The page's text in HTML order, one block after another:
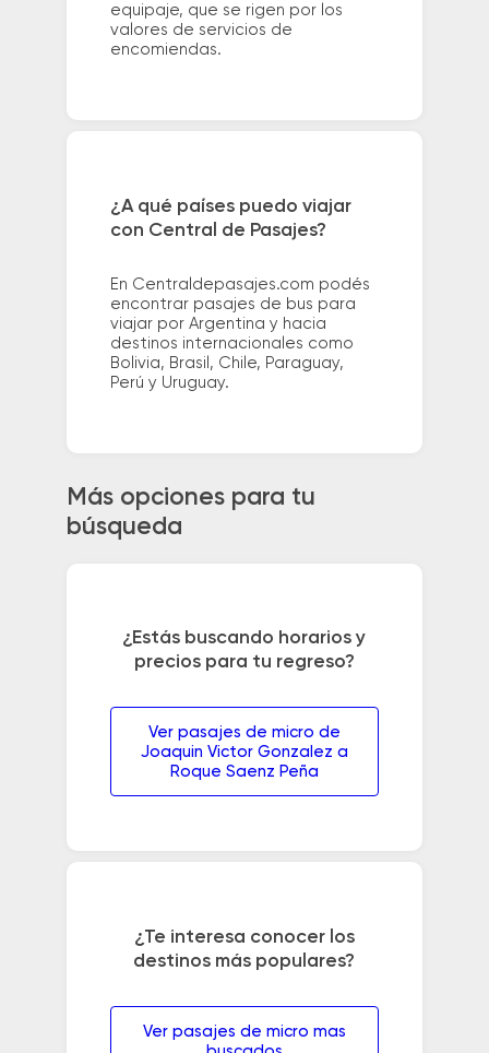
equipaje, que se rigen por los
valores de servicios de
encomiendas.
¿A qué países puedo viajar
con Central de Pasajes?
En Centraldepasajes.com podés
encontrar pasajes de bus para
viajar por Argentina y hacia
destinos internacionales como
Bolivia, Brasil, Chile, Paraguay,
Perú y Uruguay.
Más opciones para tu
búsqueda
¿Estás buscando horarios y
precios para tu regreso?
Ver pasajes de micro de
Joaquin Victor Gonzalez a
Roque Saenz Peña
¿Te interesa conocer los
destinos más populares?
Ver pasajes de micro mas